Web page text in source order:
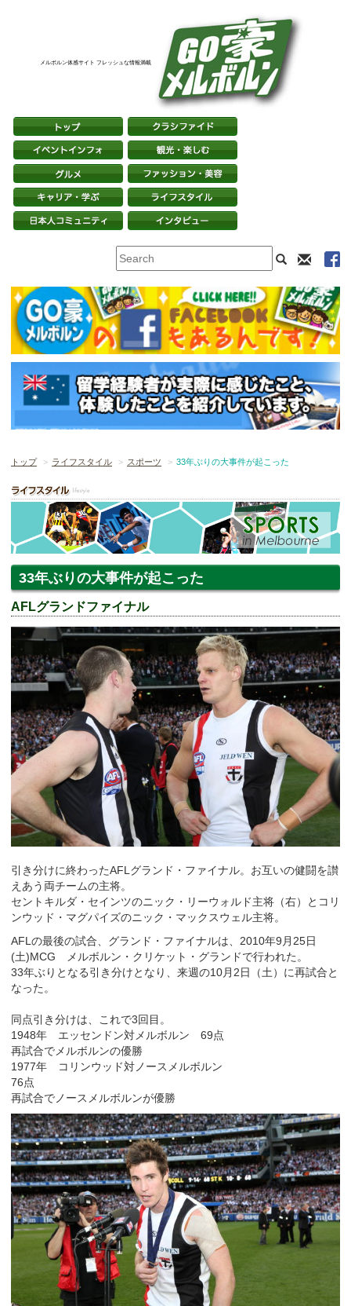
メルボルン体感サイト フレッシュな情報満載
トップ ライフスタイル スポーツ 33年ぶりの大事件が起こった
33年ぶりの大事件が起こった
AFLグランドファイナル
引き分けに終わったAFLグランド・ファイナル。お互いの健闘を讃
えあう両チームの主将。
セントキルダ・セインツのニック・リーウォルド主将（右）とコリ
ンウッド・マグパイズのニック・マックスウェル主将。
AFLの最後の試合、グランド・ファイナルは、2010年9月25日
(土)MCG メルボルン・クリケット・グランドで行われた。
33年ぶりとなる引き分けとなり、来週の10月2日（土）に再試合と
なった。
同点引き分けは、これで3回目。
1948年 エッセンドン対メルボルン 69点
再試合でメルボルンの優勝
1977年 コリンウッド対ノースメルボルン
76点
再試合でノースメルボルンが優勝